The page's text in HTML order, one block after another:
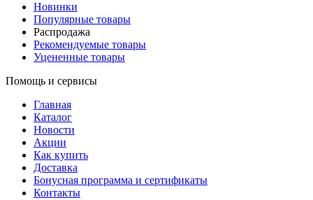
Новинки
Популярные товары
Распродажа
Рекомендуемые товары
Уцененные товары
Помощь и сервисы
Главная
Каталог
Новости
Акции
Как купить
Доставка
Бонусная программа и сертификаты
Контакты